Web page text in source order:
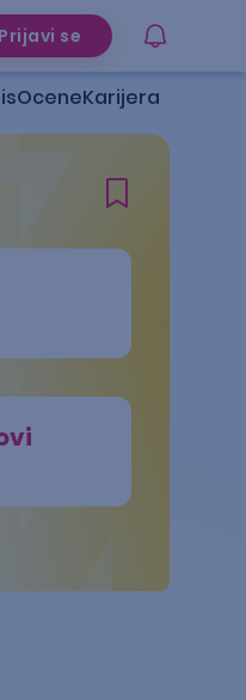
Prijavi se
OceneKarijera